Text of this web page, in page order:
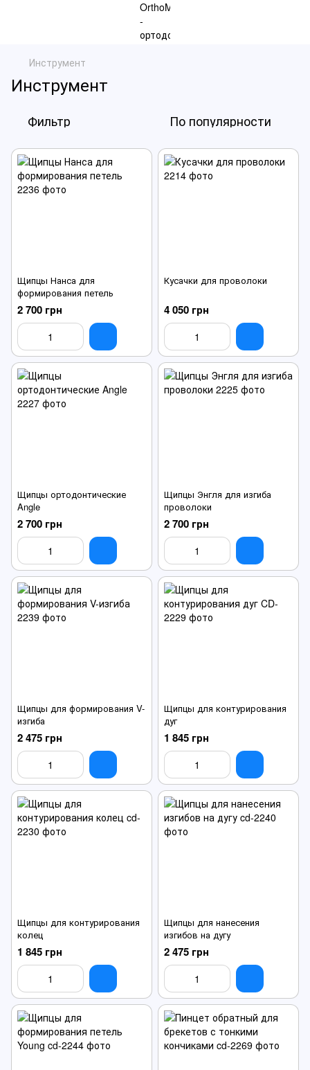
Инструмент
Инструмент
Фильтр По популярности
Щипцы Нанса для
формирования петель
2 700 грн
Кусачки для проволоки
4 050 грн
Щипцы ортодонтические
Angle
2 700 грн
Щипцы Энгля для изгиба
проволоки
2 700 грн
Щипцы для формирования V-
изгиба
2 475 грн
Щипцы для контурирования
дуг
1 845 грн
Щипцы для контурирования
колец
1 845 грн
Щипцы для нанесения
изгибов на дугу
2 475 грн